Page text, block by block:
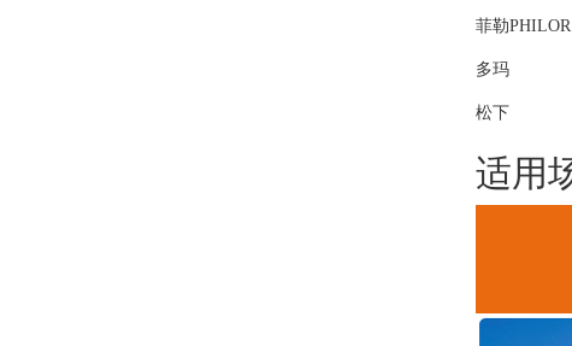
菲勒PHILOR
多玛
松下
适用